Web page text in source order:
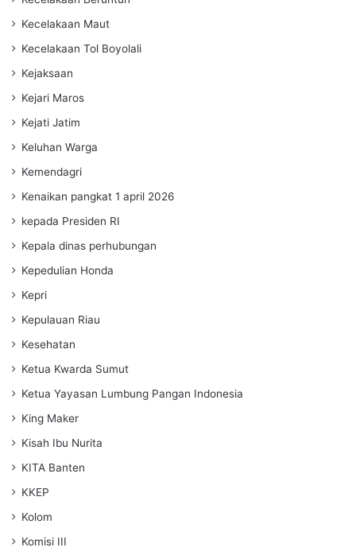
Kecelakaan Maut
Kecelakaan Tol Boyolali
Kejaksaan
Kejari Maros
Kejati Jatim
Keluhan Warga
Kemendagri
Kenaikan pangkat 1 april 2026
kepada Presiden RI
Kepala dinas perhubungan
Kepedulian Honda
Kepri
Kepulauan Riau
Kesehatan
Ketua Kwarda Sumut
Ketua Yayasan Lumbung Pangan Indonesia
King Maker
Kisah Ibu Nurita
KITA Banten
KKEP
Kolom
Komisi III